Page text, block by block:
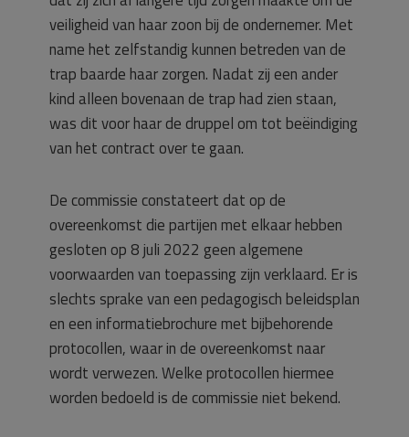
veiligheid van haar zoon bij de ondernemer. Met
name het zelfstandig kunnen betreden van de
trap baarde haar zorgen. Nadat zij een ander
kind alleen bovenaan de trap had zien staan,
was dit voor haar de druppel om tot beëindiging
van het contract over te gaan.
De commissie constateert dat op de
overeenkomst die partijen met elkaar hebben
gesloten op 8 juli 2022 geen algemene
voorwaarden van toepassing zijn verklaard. Er is
slechts sprake van een pedagogisch beleidsplan
en een informatiebrochure met bijbehorende
protocollen, waar in de overeenkomst naar
wordt verwezen. Welke protocollen hiermee
worden bedoeld is de commissie niet bekend.